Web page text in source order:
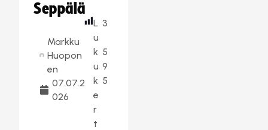
Seppälä
Markku
Huopon
en
07.07.2
026
L
u
k
u
k
e
r
t
3
5
9
5